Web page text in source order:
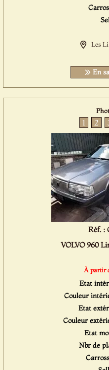
Les
En
1 2
Réf. :
VOLVO 960
À partir
Etat
Couleur
Etat
Couleur
Etat
Nbr de